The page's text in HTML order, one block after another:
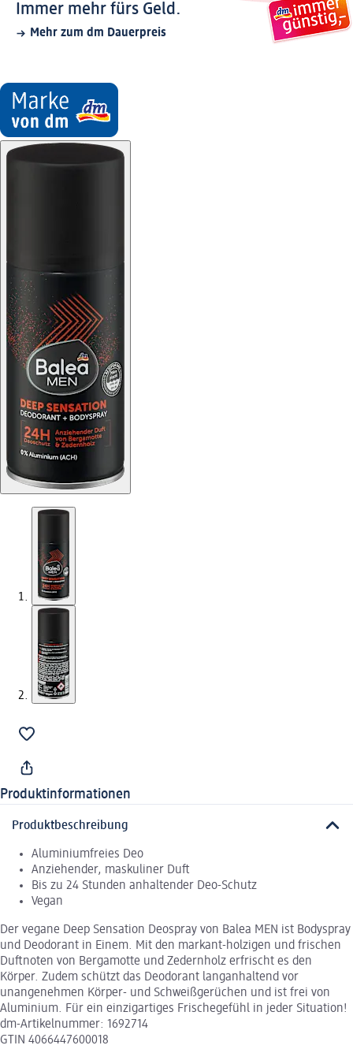
Immer mehr fürs Geld.
Mehr zum dm Dauerpreis
Produktinformationen
Produktbeschreibung
Aluminiumfreies Deo
Anziehender, maskuliner Duft
Bis zu 24 Stunden anhaltender Deo-Schutz
Vegan
Der vegane Deep Sensation Deospray von Balea MEN ist Bodyspray
und Deodorant in Einem. Mit den markant-holzigen und frischen
Duftnoten von Bergamotte und Zedernholz erfrischt es den
Körper. Zudem schützt das Deodorant langanhaltend vor
unangenehmen Körper- und Schweißgerüchen und ist frei von
Aluminium. Für ein einzigartiges Frischegefühl in jeder Situation!
dm-Artikelnummer: 1692714
GTIN 4066447600018